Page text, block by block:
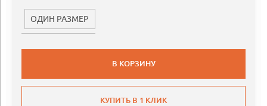
ОДИН РАЗМЕР
В КОРЗИНУ
КУПИТЬ В 1 КЛИК